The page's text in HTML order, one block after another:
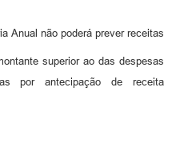
Anual não poderá prever receitas
superior ao das despesas
por antecipação de receita